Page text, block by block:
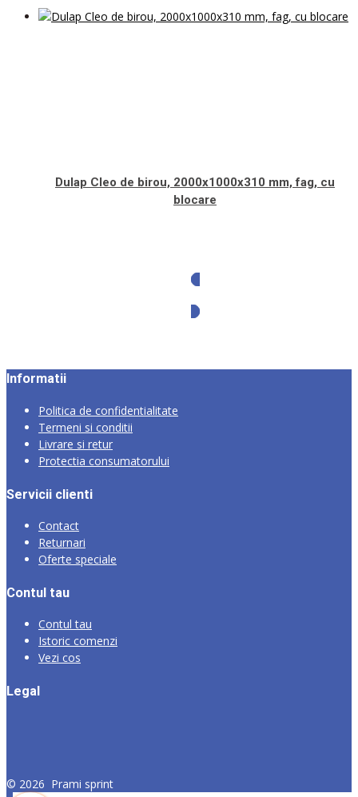
Dulap Cleo de birou, 2000x1000x310 mm, fag, cu
blocare
Informatii
Politica de confidentialitate
Termeni si conditii
Livrare si retur
Protectia consumatorului
Servicii clienti
Contact
Returnari
Oferte speciale
Contul tau
Contul tau
Istoric comenzi
Vezi cos
Legal
© 2026 Prami sprint